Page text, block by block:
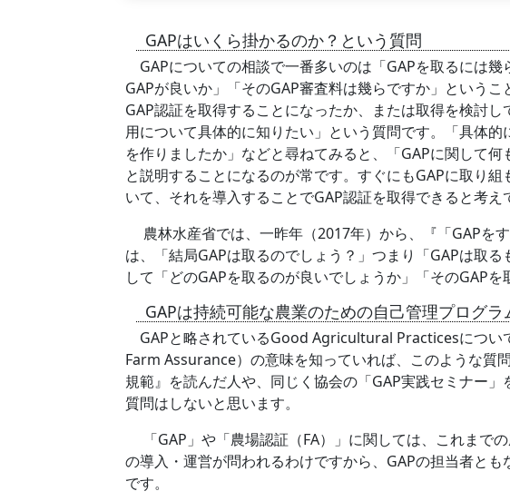
GAPはいくら掛かるのか？という質問
GAPについての相談で一番多いのは「GAPを取るには
GAPが良いか」「そのGAP審査料は幾らですか」という
GAP認証を取得することになったか、または取得を検討
用について具体的に知りたい」という質問です。「具体
を作りましたか」などと尋ねてみると、「GAPに関して
と説明することになるのが常です。すぐにもGAPに取り
いて、それを導入することでGAP認証を取得できると考え
農林水産省では、一昨年（2017年）から、『「GAPを
は、「結局GAPは取るのでしょう？」つまり「GAPは取
して「どのGAPを取るのが良いでしょうか」「そのGAP
GAPは持続可能な農業のための自己管理プログラ
GAPと略されているGood Agricultural Practicesについ
Farm Assurance）の意味を知っていれば、このような質
規範』を読んだ人や、同じく協会の「GAP実践セミナー
質問はしないと思います。
「GAP」や「農場認証（FA）」に関しては、これまで
の導入・運営が問われるわけですから、GAPの担当者と
です。